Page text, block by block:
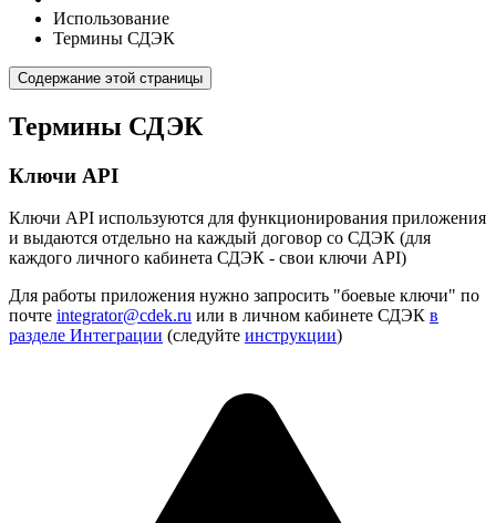
Использование
Термины СДЭК
Содержание этой страницы
Термины СДЭК
Ключи API
Ключи API используются для функционирования приложения
и выдаются отдельно на каждый договор со СДЭК (для
каждого личного кабинета СДЭК - свои ключи API)
Для работы приложения нужно запросить "боевые ключи" по
почте integrator@cdek.ru или в личном кабинете СДЭК в
разделе Интеграции (следуйте инструкции)